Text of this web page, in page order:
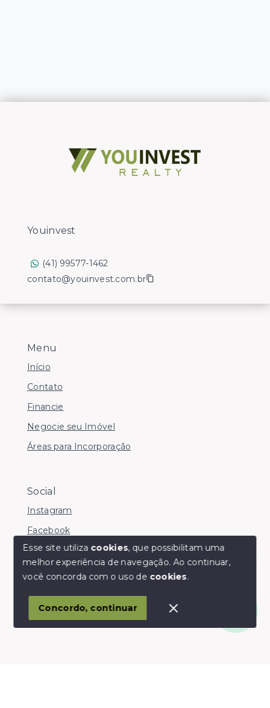
Olá! somos da Linkmob, como podemos ajudar?
Menu
Início
Contato
Financie
Negocie seu Imóvel
Áreas para Incorporação
Social
Instagram
Facebook
© Copyright 2026 - Youinvest - Todos os direitos
SITE PARA IMOBILIARIA
Youinvest
(41) 99577-1462
contato@youinvest.com.br
Esse site utiliza cookies, que possibilitam uma
melhor experiência de navegação.Ao continuar,
você concorda com o uso de cookies.
Concordo, continuar